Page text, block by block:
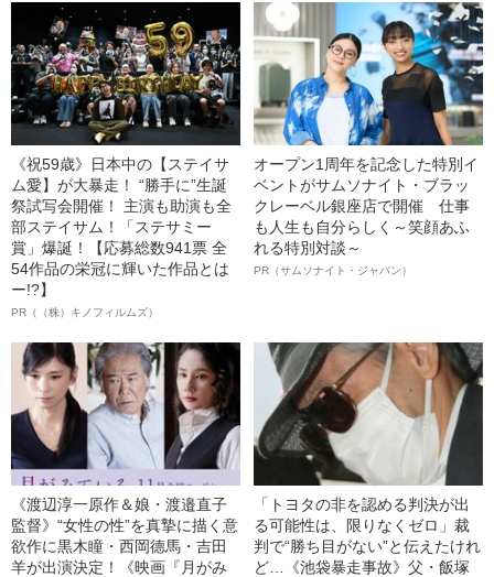
《祝59歳》日本中の【ステイサ
ム愛】が大暴走！ “勝手に”生誕
祭試写会開催！ 主演も助演も全
部ステイサム！「ステサミー
賞」爆誕！【応募総数941票 全
54作品の栄冠に輝いた作品とは
ー!?】
PR（（株）キノフィルムズ）
オープン1周年を記念した特別イ
ベントがサムソナイト・ブラッ
クレーベル銀座店で開催 仕事
も人生も自分らしく～笑顔あふ
れる特別対談～
PR（サムソナイト・ジャパン）
《渡辺淳一原作＆娘・渡邉直子
監督》“女性の性”を真摯に描く意
欲作に黒木瞳・西岡德馬・吉田
羊が出演決定！《映画『月がみ
「トヨタの非を認める判決が出
る可能性は、限りなくゼロ」裁
判で“勝ち目がない”と伝えたけれ
ど…《池袋暴走事故》父・飯塚